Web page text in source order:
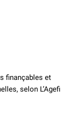
finançables et
selon L’Agefi